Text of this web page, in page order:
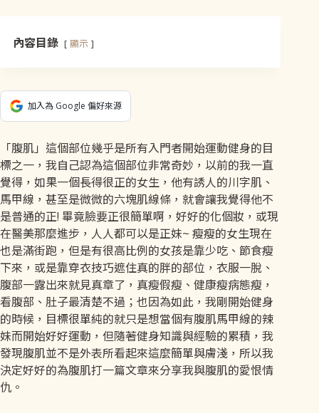
內容目錄 顯示
加入為 Google 偏好來源
「腹肌」這個部位幾乎是所有入門者開始運動健身的目
標之一，我自己認為這個部位非常奇妙，以前的我一直
覺得，如果一個長得很正的女生，他有誘人的川字肌、
馬甲線，甚至是微微的六塊肌線條，就會讓我覺得他不
是普通的正! 畢竟臉要正很簡單啊，好好的化個妝，或現
在醫美那麼進步，人人都可以是正妹~ 瘦瘦的女生現在
也是滿街跑，但是有很高比例的女孩是靠少吃、節食瘦
下來，或是靠穿衣技巧遮住真的胖的部位，衣服一脫、
腹部一露出來就見真章了，真瘦假瘦、健康瘦病態瘦，
看腹部、肚子最清楚不過；也因為如此，我剛開始健身
的時候，目標很單純的就只是想當個有腹肌馬甲線的辣
妹而開始好好運動，但隨著健身知識與經驗的累積，我
發現腹肌並不是外表所看起來這麼簡單與膚淺，所以我
決定好好的為腹肌打一篇文章來分享我與腹肌的愛恨情
仇。